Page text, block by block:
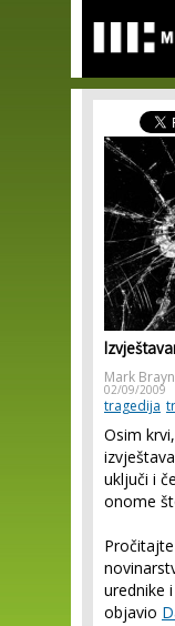
Mark
02/09/2009
tragedija
Osim
uključi i
onome
Pročitajte
urednike
objavio